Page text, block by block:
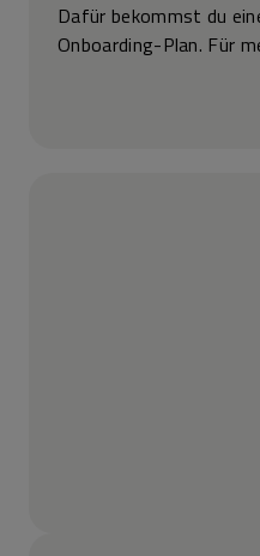
Dafür bekommst du
Onboarding-Plan. Für